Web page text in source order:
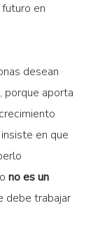
en
desean
porque aporta
en que
no es un
debe trabajar